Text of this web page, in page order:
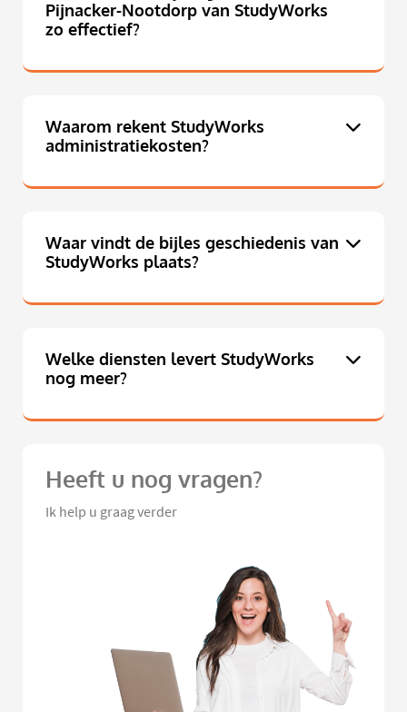
Pijnacker-Nootdorp van StudyWorks
zo effectief?
Waarom rekent StudyWorks
administratiekosten?
Waar vindt de bijles geschiedenis van
StudyWorks plaats?
Welke diensten levert StudyWorks
nog meer?
Heeft u nog vragen?
Ik help u graag verder